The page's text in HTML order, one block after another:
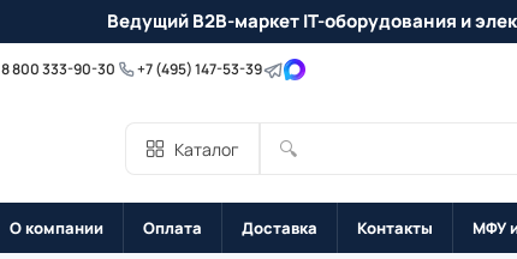
Ведущий B2B-маркет IT-оборудования и
8 800 333-90-30 +7 (495) 147-53-39
Каталог 🔍
О компании Оплата Доставка Контакты МФУ